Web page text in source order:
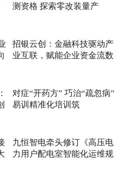
测资格 探索零改装量产
招银云创：金融科技驱动产
业互联，赋能企业资金流数
对症“开药方” 巧治“疏忽病”
易训精准化培训筑
九恒智电牵头修订《高压电
力用户配电室智能化运维规